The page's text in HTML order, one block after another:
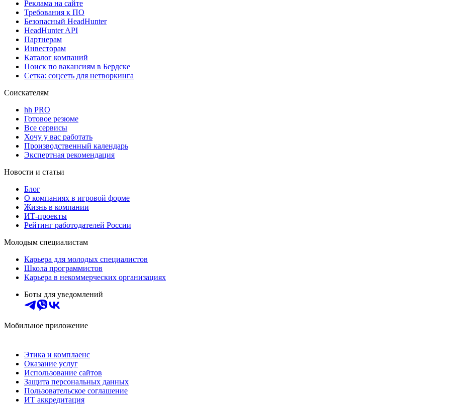
Реклама на сайте
Требования к ПО
Безопасный HeadHunter
HeadHunter API
Партнерам
Инвесторам
Каталог компаний
Поиск по вакансиям в Бердске
Сетка: соцсеть для нетворкинга
Соискателям
hh PRO
Готовое резюме
Все сервисы
Хочу у вас работать
Производственный календарь
Экспертная рекомендация
Новости и статьи
Блог
О компаниях в игровой форме
Жизнь в компании
ИТ-проекты
Рейтинг работодателей России
Молодым специалистам
Карьера для молодых специалистов
Школа программистов
Карьера в некоммерческих организациях
Боты для уведомлений
Мобильное приложение
Этика и комплаенс
Оказание услуг
Использование сайтов
Защита персональных данных
Пользовательское соглашение
ИТ аккредитация